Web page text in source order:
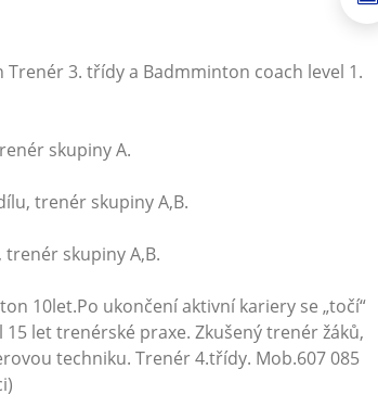
3. třídy a Badmminton coach level 1.
skupiny A.
trenér skupiny A,B.
skupiny A,B.
10let.Po ukončení aktivní kariery se „točí“
let trenérské praxe. Zkušený trenér žáků,
techniku. Trenér 4.třídy. Mob.607 085